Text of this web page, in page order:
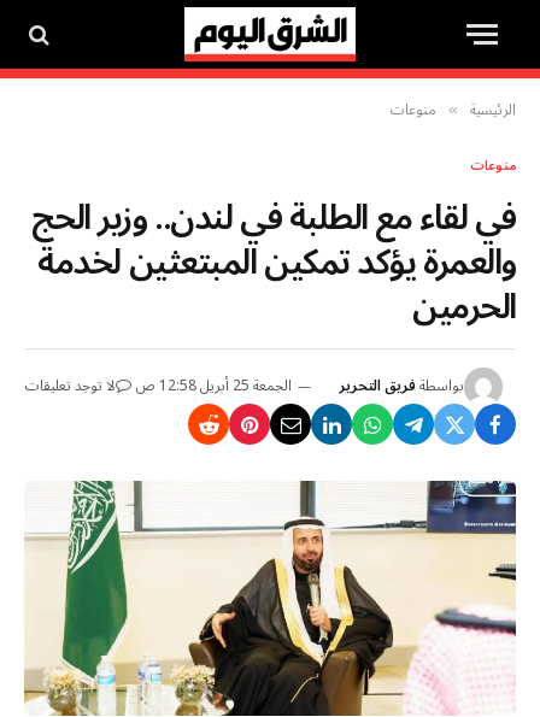
الرئيسية » منوعات
منوعات
في لقاء مع الطلبة في لندن.. وزير الحج
والعمرة يؤكد تمكين المبتعثين لخدمة
الحرمين
بواسطةفريق التحرير الجمعة 25 أبريل 12:58 ص لا توجد تعليقات